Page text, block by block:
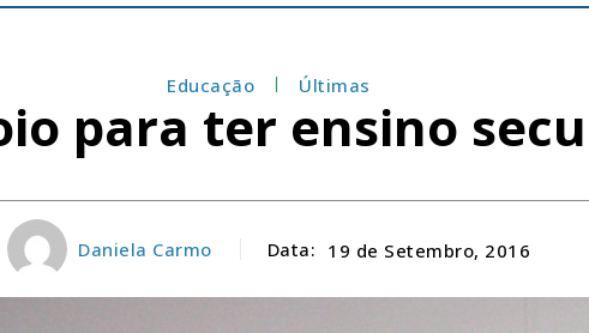
Educação Últimas
para ter ensino
Daniela Carmo Data: 19 de Setembro, 2016